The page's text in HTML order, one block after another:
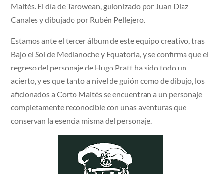
Maltés. El día de Tarowean, guionizado por Juan Díaz
Canales y dibujado por Rubén Pellejero.
Estamos ante el tercer álbum de este equipo creativo, tras
Bajo el Sol de Medianoche y Equatoria, y se confirma que el
regreso del personaje de Hugo Pratt ha sido todo un
acierto, y es que tanto a nivel de guión como de dibujo, los
aficionados a Corto Maltés se encuentran a un personaje
completamente reconocible con unas aventuras que
conservan la esencia misma del personaje.